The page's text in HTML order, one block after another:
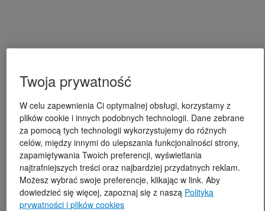
Twoja prywatność
W celu zapewnienia Ci optymalnej obsługi, korzystamy z
plików cookie i innych podobnych technologii. Dane zebrane
za pomocą tych technologii wykorzystujemy do różnych
celów, między innymi do ulepszania funkcjonalności strony,
zapamiętywania Twoich preferencji, wyświetlania
najtrafniejszych treści oraz najbardziej przydatnych reklam.
Możesz wybrać swoje preferencje, klikając w link. Aby
dowiedzieć się więcej, zapoznaj się z naszą Polityką
prywatności i plików cookies